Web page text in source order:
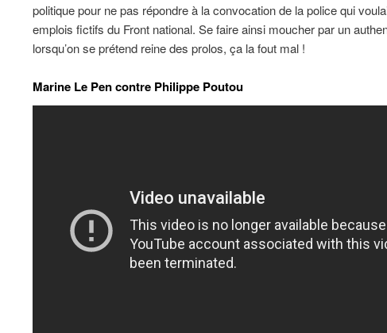
politique pour ne pas répondre à la convocation de la police qui
emplois fictifs du Front national. Se faire ainsi moucher par un
lorsqu’on se prétend reine des prolos, ça la fout mal !
Marine Le Pen contre Philippe Poutou